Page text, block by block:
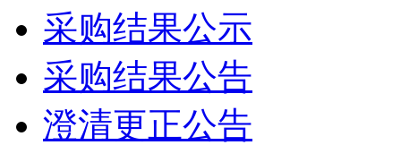
采购结果公示
采购结果公告
澄清更正公告